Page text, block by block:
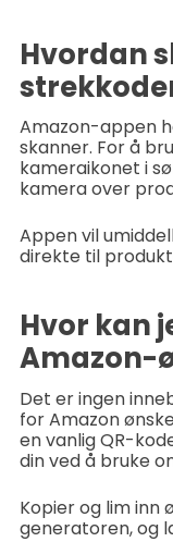
Hvordan
Amazon-appen
skanner. For å
kameraikonet i
kamera over
Appen vil
direkte til
Hvor kan
Amazon-
Det er ingen
for Amazon
en vanlig QR-
din ved å bruke
Kopier og lim inn
generatoren, og